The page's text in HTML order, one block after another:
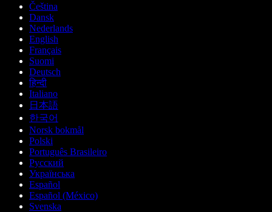
Čeština
Dansk
Nederlands
English
Français
Suomi
Deutsch
हिन्दी
Italiano
日本語
한국어
Norsk bokmål
Polski
Português Brasileiro
Русский
Українська
Español
Español (México)
Svenska